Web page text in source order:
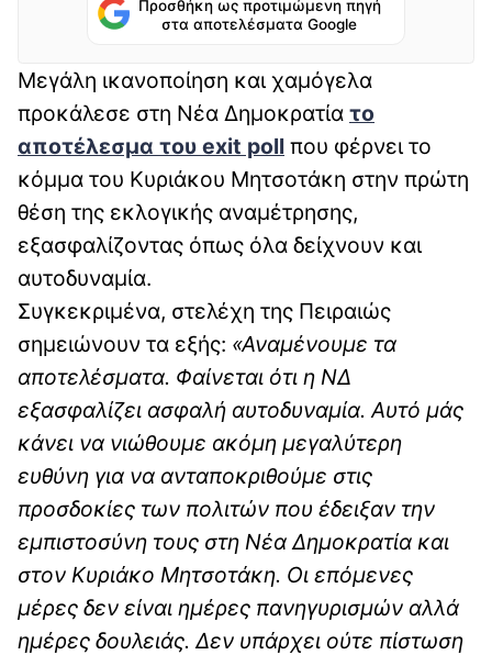
Προσθήκη ως προτιμώμενη πηγή
στα αποτελέσματα Google
Mεγάλη ικανοποίηση και χαμόγελα
προκάλεσε στη Νέα Δημοκρατία το
αποτέλεσμα του exit poll που φέρνει το
κόμμα του Κυριάκου Μητσοτάκη στην πρώτη
θέση της εκλογικής αναμέτρησης,
εξασφαλίζοντας όπως όλα δείχνουν και
αυτοδυναμία.
Συγκεκριμένα, στελέχη της Πειραιώς
σημειώνουν τα εξής: «Αναμένουμε τα
αποτελέσματα. Φαίνεται ότι η ΝΔ
εξασφαλίζει ασφαλή αυτοδυναμία. Αυτό μάς
κάνει να νιώθουμε ακόμη μεγαλύτερη
ευθύνη για να ανταποκριθούμε στις
προσδοκίες των πολιτών που έδειξαν την
εμπιστοσύνη τους στη Νέα Δημοκρατία και
στον Κυριάκο Μητσοτάκη. Οι επόμενες
μέρες δεν είναι ημέρες πανηγυρισμών αλλά
ημέρες δουλειάς. Δεν υπάρχει ούτε πίστωση